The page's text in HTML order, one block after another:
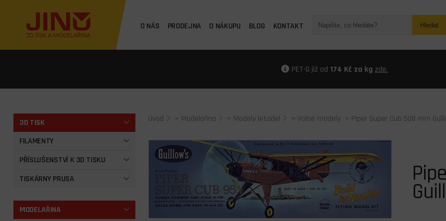
O NÁS PRODEJNA O NÁKUPU BLOG KONTAKT Hledat
PET-G již od 174 Kč za kg zde.
3D TISK
FILAMENTY
PŘÍSLUŠENSTVÍ K 3D TISKU
TISKÁRNY PRUSA
MODELAŘINA
Úvod > Modelařina > Modely letadel > Volné modely > Piper Super Cub 508 mm